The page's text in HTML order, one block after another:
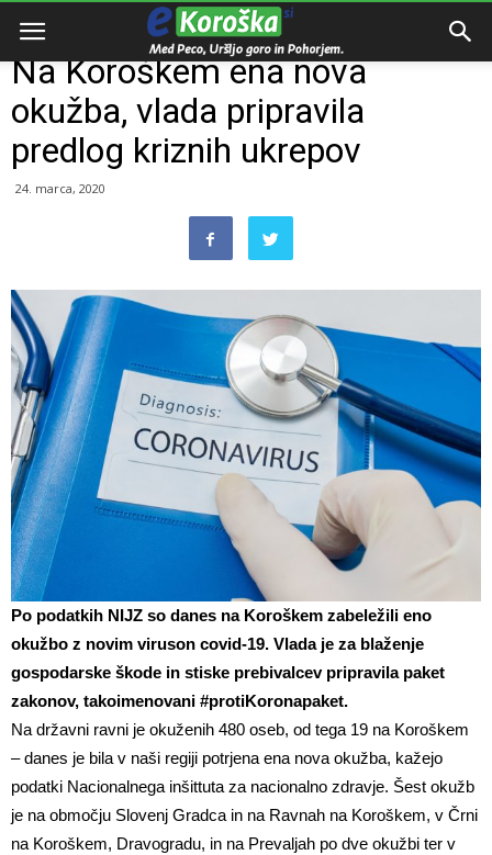
Domov
Na Koroškem ena nova
okužba, vlada pripravila
predlog kriznih ukrepov
24. marca, 2020
Po podatkih NIJZ so danes na Koroškem zabeležili eno
okužbo z novim viruson covid-19. Vlada je za blaženje
gospodarske škode in stiske prebivalcev pripravila paket
zakonov, takoimenovani #protiKoronapaket.
Na državni ravni je okuženih 480 oseb, od tega 19 na Koroškem
– danes je bila v naši regiji potrjena ena nova okužba, kažejo
podatki Nacionalnega inšittuta za nacionalno zdravje. Šest okužb
je na območju Slovenj Gradca in na Ravnah na Koroškem, v Črni
na Koroškem, Dravogradu, in na Prevaljah po dve okužbi ter v